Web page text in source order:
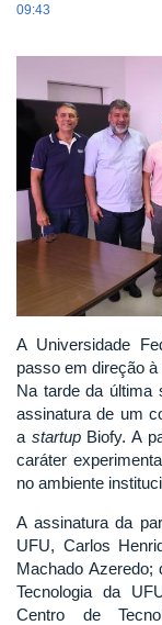
09:43
A Universidade
passo em direção
Na tarde da última
assinatura de um
a startupBiofy. A
caráter
no ambiente
A assinatura da
UFU, Carlos
Machado Azeredo;
Tecnologia da
Centro de